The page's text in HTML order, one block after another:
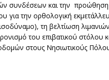
συνδέσεων και την
για την ορθολογική
τη βελτίωση
του επιβατικού στόλου
στους Νησιωτικούς